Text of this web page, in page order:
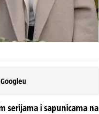
serijama i sapunicama na